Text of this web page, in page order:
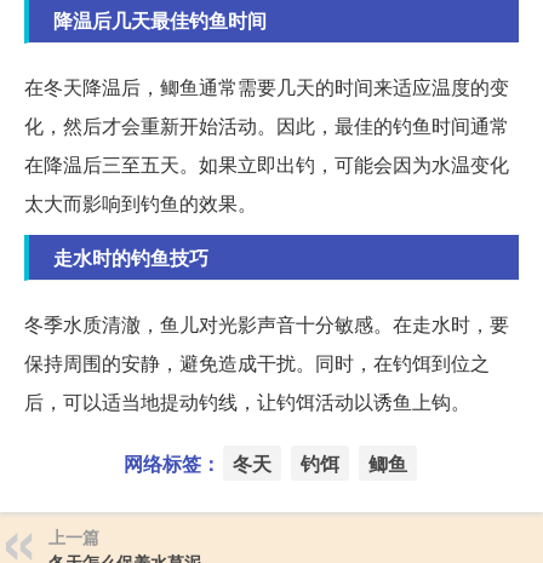
降温后几天最佳钓鱼时间
在冬天降温后，鲫鱼通常需要几天的时间来适应温度的变
化，然后才会重新开始活动。因此，最佳的钓鱼时间通常
在降温后三至五天。如果立即出钓，可能会因为水温变化
太大而影响到钓鱼的效果。
走水时的钓鱼技巧
冬季水质清澈，鱼儿对光影声音十分敏感。在走水时，要
保持周围的安静，避免造成干扰。同时，在钓饵到位之
后，可以适当地提动钓线，让钓饵活动以诱鱼上钩。
网络标签： 冬天 钓饵 鲫鱼
上一篇